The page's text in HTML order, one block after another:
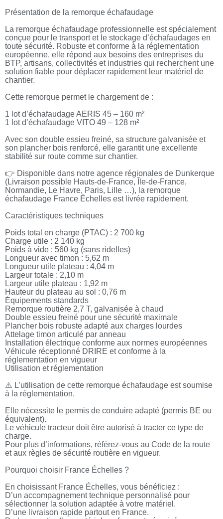
Présentation de la remorque échafaudage
La remorque échafaudage professionnelle est spécialement
conçue pour le transport et le stockage d’échafaudages en
toute sécurité. Robuste et conforme à la réglementation
européenne, elle répond aux besoins des entreprises du
BTP, artisans, collectivités et industries qui recherchent une
solution fiable pour déplacer rapidement leur matériel de
chantier.
Cette remorque permet le chargement de :
1 lot d’échafaudage AERIS 45 – 160 m²
1 lot d’échafaudage VITO 49 – 128 m²
Avec son double essieu freiné, sa structure galvanisée et
son plancher bois renforcé, elle garantit une excellente
stabilité sur route comme sur chantier.
👉 Disponible dans notre agence régionales de Dunkerque
(Livraison possible Hauts-de-France, Île-de-France,
Normandie, Le Havre, Paris, Lille …), la remorque
échafaudage France Échelles est livrée rapidement.
Caractéristiques techniques
Poids total en charge (PTAC) : 2 700 kg
Charge utile : 2 140 kg
Poids à vide : 560 kg (sans ridelles)
Longueur avec timon : 5,62 m
Longueur utile plateau : 4,04 m
Largeur totale : 2,10 m
Largeur utile plateau : 1,92 m
Hauteur du plateau au sol : 0,76 m
Équipements standards
Remorque routière 2,7 T, galvanisée à chaud
Double essieu freiné pour une sécurité maximale
Plancher bois robuste adapté aux charges lourdes
Attelage timon articulé par anneau
Installation électrique conforme aux normes européennes
Véhicule réceptionné DRIRE et conforme à la
réglementation en vigueur
Utilisation et réglementation
⚠️ L’utilisation de cette remorque échafaudage est soumise
à la réglementation.
Elle nécessite le permis de conduire adapté (permis BE ou
équivalent).
Le véhicule tracteur doit être autorisé à tracter ce type de
charge.
Pour plus d’informations, référez-vous au Code de la route
et aux règles de sécurité routière en vigueur.
Pourquoi choisir France Échelles ?
En choisissant France Échelles, vous bénéficiez :
D’un accompagnement technique personnalisé pour
sélectionner la solution adaptée à votre matériel.
D’une livraison rapide partout en France.